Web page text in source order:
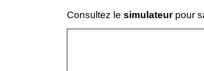
Consultez le simulateurpour